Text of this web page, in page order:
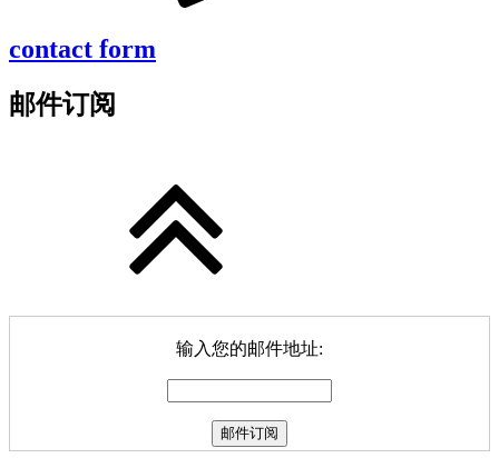
contact form
邮件订阅
输入您的邮件地址: